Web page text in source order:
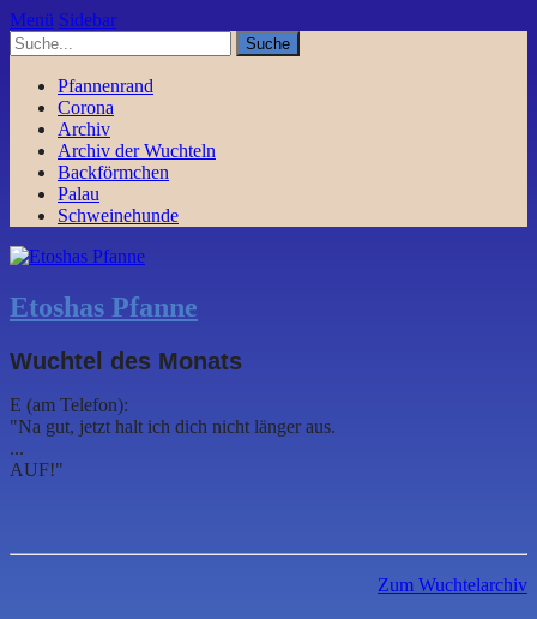
Menü Sidebar
Pfannenrand
Corona
Archiv
Archiv der Wuchteln
Backförmchen
Palau
Schweinehunde
Etoshas Pfanne
Wuchtel des Monats
E (am Telefon):
"Na gut, jetzt halt ich dich nicht länger aus.
...
AUF!"
Zum Wuchtelarchiv